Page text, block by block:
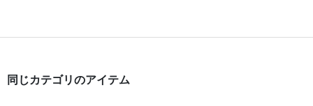
同じカテゴリのアイテム